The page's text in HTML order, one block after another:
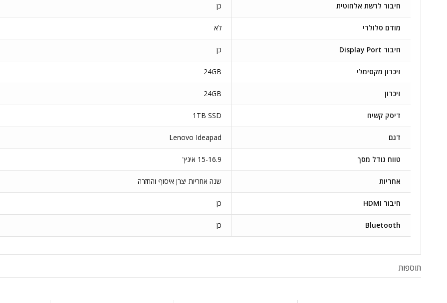
חיבור לרשת אלחוטית כן
מודם סלולרי לא
חיבור Display Port כן
זיכרון מקסימלי 24GB
זיכרון 24GB
דיסק קשיח 1TB SSD
דגם Lenovo Ideapad
טווח גודל מסך 15-16.9 אינץ'
אחריות שנה אחריות יצרן איסוף והחזרה
חיבור HDMI כן
Bluetooth כן
תוספות